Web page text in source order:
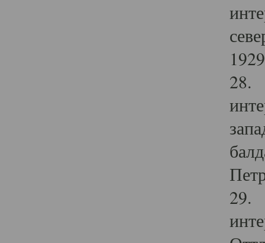
28.
29.